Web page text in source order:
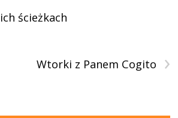
ścieżkach
›
Wtorki z Panem Cogito